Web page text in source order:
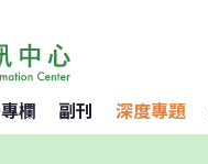
專欄 副刊 深度專題